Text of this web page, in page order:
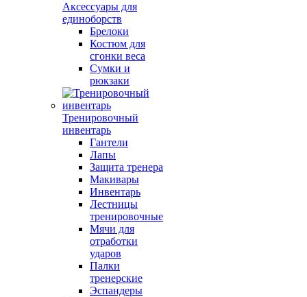
Аксессуары для
единоборств
Брелоки
Костюм для
сгонки веса
Сумки и
рюкзаки
Тренировочный
инвентарь
Гантели
Лапы
Защита тренера
Макивары
Инвентарь
Лестницы
тренировочные
Мячи для
отработки
ударов
Палки
тренерские
Эспандеры